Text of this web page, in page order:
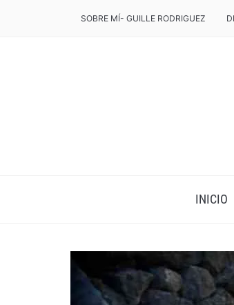
SOBRE MÍ- GUILLE RODRIGUEZ
INICIO